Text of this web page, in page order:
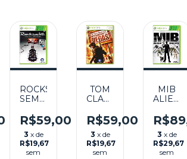
ROCKSMITH
SEMINOVO
R$59,00
3 x de
R$19,67
sem
TOM
CLANCY'S
SIX:
VEGAS
SEMINOVO
-
XBOX
R$59,00
3 x de
R$19,67
sem
MIB
ALIEN
-
XBOX
360
3 x de
R$29,67
sem